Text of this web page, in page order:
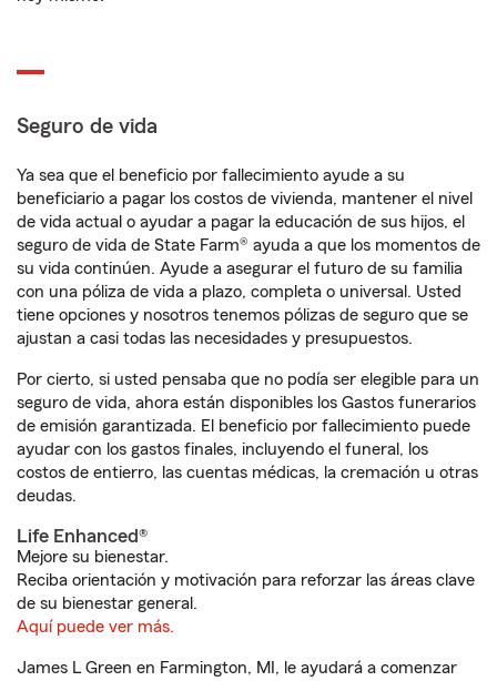
Seguro de vida
Ya sea que el beneficio por fallecimiento ayude a su
beneficiario a pagar los costos de vivienda, mantener el nivel
de vida actual o ayudar a pagar la educación de sus hijos, el
seguro de vida de State Farm® ayuda a que los momentos de
su vida continúen. Ayude a asegurar el futuro de su familia
con una póliza de vida a plazo, completa o universal. Usted
tiene opciones y nosotros tenemos pólizas de seguro que se
ajustan a casi todas las necesidades y presupuestos.
Por cierto, si usted pensaba que no podía ser elegible para un
seguro de vida, ahora están disponibles los Gastos funerarios
de emisión garantizada. El beneficio por fallecimiento puede
ayudar con los gastos finales, incluyendo el funeral, los
costos de entierro, las cuentas médicas, la cremación u otras
deudas.
Life Enhanced®
Mejore su bienestar.
Reciba orientación y motivación para reforzar las áreas clave
de su bienestar general.
Aquí puede ver más.
James L Green en Farmington, MI, le ayudará a comenzar